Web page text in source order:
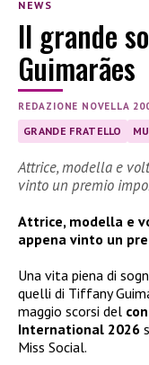
NEWS
Il grande
Guimarães
REDAZIONE NOVELLA
GRANDE FRATELLO
Attrice, modella e
vinto un premio
Attrice, modella e
appena vinto un
Una vita piena di
quelli di Tiffany
maggio scorsi del
International 2026
Miss Social.